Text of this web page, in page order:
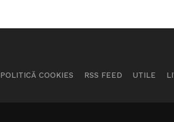
POLITICĂ COOKIES RSS FEED UTILE